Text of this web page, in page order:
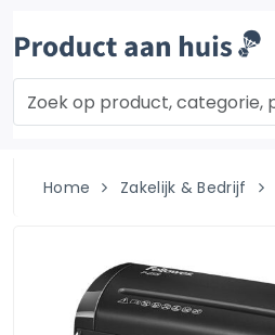
Home Zakelijk & Bedrijf